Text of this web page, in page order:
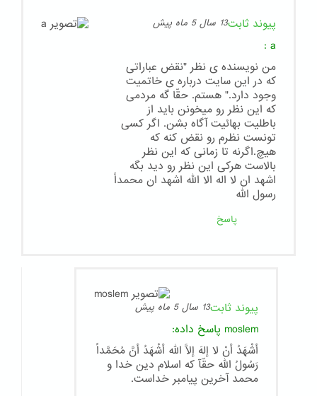
پیوند ثابت13 سال 5 ماه پیش
a
:
من نویسنده ی نظر "نقض عباراتی
که در این سایت درباره ی خاتمیت
وجود دارد." هستم. حقّا گه مردمی
که این نظر رو میخونن باید از
باطلیت بهائیت آگاه بشن. اگر کسی
تونست نظرم رو نقض کنه که
هیچ.اگرنه تا زمانی که این نظر
بالاست هرکی این نظر رو دید بگه
اشهد ان لا اله الا الله اشهد ان محمداً
رسول الله
پاسخ
پیوند ثابت13 سال 5 ماه پیش
moslem پاسخ داده:
أشْهَدُ أنْ لا إلهَ إلاَّ الله أشْهَدُ أنَّ مُحَمَّداً
رَسُولُ الله حقّآ که اسلام دین خدا و
محمد آخرین پیامبر خداست.